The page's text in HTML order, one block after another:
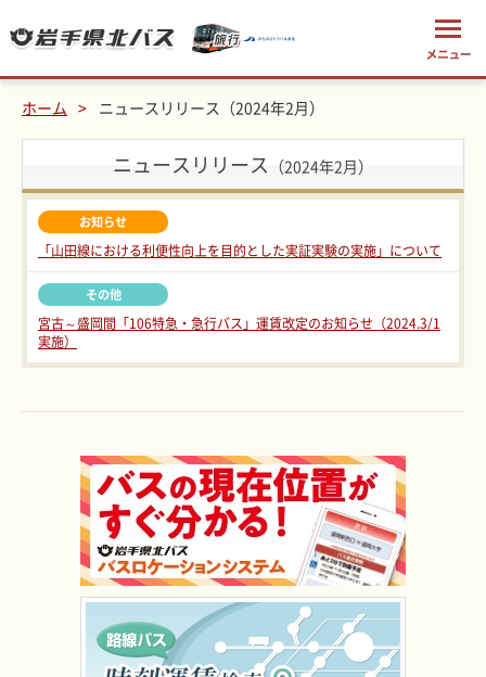
ホーム ニュースリリース（2024年2月）
ニュースリリース （2024年2月）
お知らせ
「山田線における利便性向上を目的とした実証実験の実施」について
その他
宮古～盛岡間「106特急・急行バス」運賃改定のお知らせ（2024.3/1
実施）